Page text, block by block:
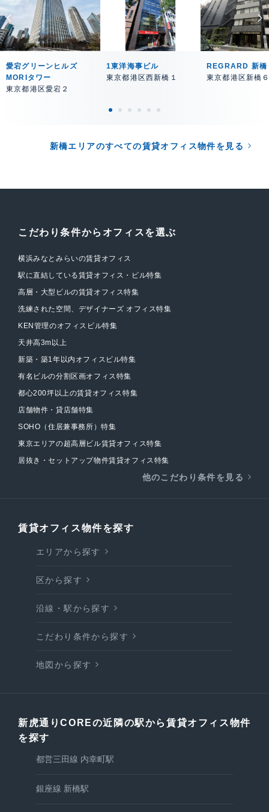
愛宕グリーンヒルズ
MORIタワー
東京都港区愛宕２
1東洋海事ビル
東京都港区西新橋１
REGRARD 新橋
東京都港区新橋
新橋エリアのすべての賃貸オフィス物件を見る
こだわり条件からオフィスを選ぶ
横浜みなとみらいの賃貸オフィス
駅に直結している賃貸オフィス・ビル特集
高層・大型ビルの賃貸オフィス特集
洗練された空間、デザイナーズ オフィス特集
KEN管理のオフィスビル特集
天井高3m以上
新築・築1年以内オフィスビル特集
有名ビルの分割区画オフィス特集
都心200坪以上の賃貸オフィス特集
店舗物件・貸店舗特集
SOHO（住居兼事務所）特集
東京エリアの超高層ビル賃貸オフィス特集
居抜き・セットアップ物件賃貸オフィス特集
他のこだわり条件を見る
賃貸オフィス物件を探す
エリアから探す
区から探す
沿線・駅から探す
こだわり条件から探す
地図から探す
新虎通りCOREの近隣の駅から賃貸オフィス物件
を探す
都営三田線 内幸町駅
銀座線 新橋駅